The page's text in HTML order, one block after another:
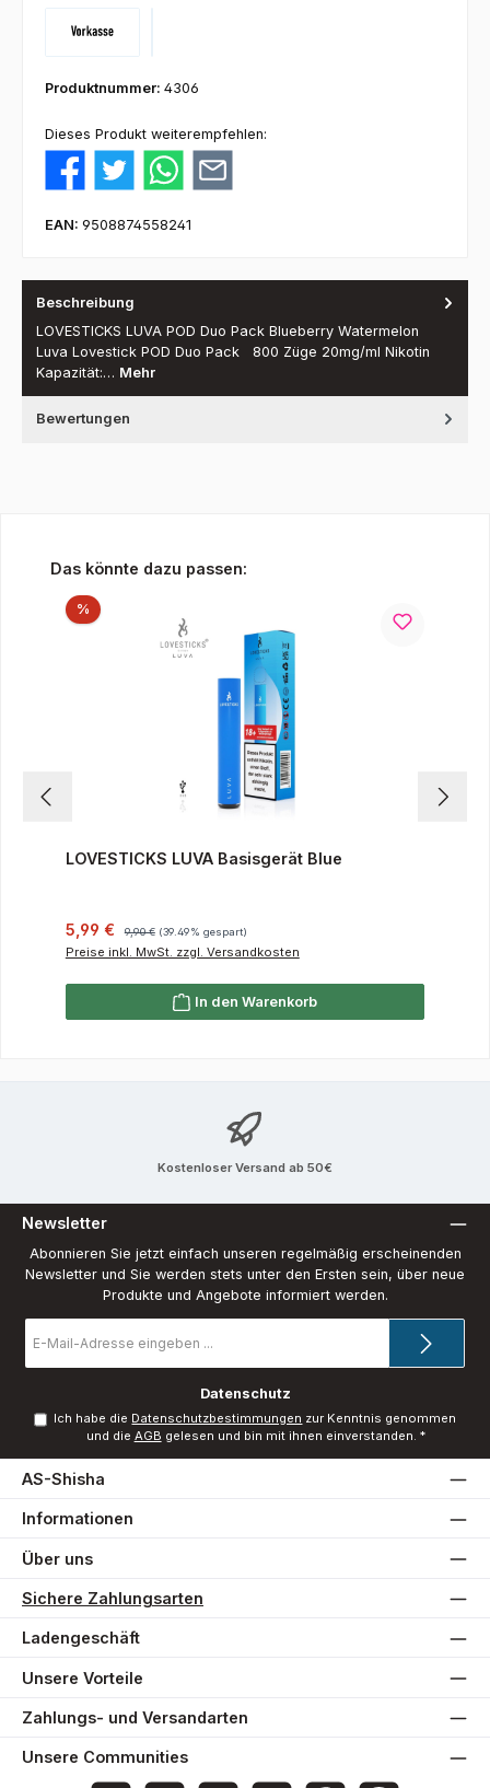
Produktnummer: 4306
Dieses Produkt weiterempfehlen:
EAN: 9508874558241
Beschreibung
LOVESTICKS LUVA POD Duo Pack Blueberry Watermelon
Luva Lovestick POD Duo Pack 800 Züge 20mg/ml Nikotin
Kapazität:… Mehr
Bewertungen
Produktgalerie überspringen
Das könnte dazu passen:
%Rabatt
LOVESTICKS LUVA Basisgerät Blue
Verkaufspreis:
5,99 € Regulärer Preis:
9,90 € (39.49% gespart)
Preise inkl. MwSt. zzgl. Versandkosten
In den Warenkorb
Kostenloser Versand ab 50€
Newsletter
Abonnieren Sie jetzt einfach unseren regelmäßig erscheinenden
Newsletter und Sie werden stets unter den Ersten sein, über neue
Produkte und Angebote informiert werden.
Mail-
Datenschutz
Ich habe die Datenschutzbestimmungen zur Kenntnis genommen
und die AGB gelesen und bin mit ihnen einverstanden. *
AS-Shisha
Informationen
Über uns
Sichere Zahlungsarten
Ladengeschäft
Unsere Vorteile
Zahlungs- und Versandarten
Unsere Communities